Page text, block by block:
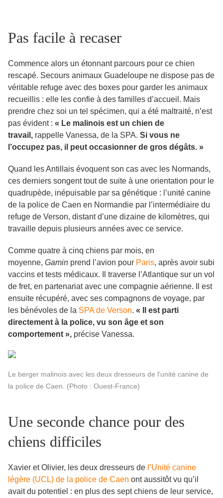
Pas facile à recaser
Commence alors un étonnant parcours pour ce chien
rescapé. Secours animaux Guadeloupe ne dispose pas de
véritable refuge avec des boxes pour garder les animaux
recueillis : elle les confie à des familles d’accueil. Mais
prendre chez soi un tel spécimen, qui a été maltraité, n’est
pas évident : « Le malinois est un chien de
travail, rappelle Vanessa, de la SPA. Si vous ne
l’occupez pas, il peut occasionner de gros dégâts. »
Quand les Antillais évoquent son cas avec les Normands,
ces derniers songent tout de suite à une orientation pour le
quadrupède, inépuisable par sa génétique : l’unité canine
de la police de Caen en Normandie par l’intermédiaire du
refuge de Verson, distant d’une dizaine de kilomètres, qui
travaille depuis plusieurs années avec ce service .
Comme quatre à cinq chiens par mois, en
moyenne, Gam in prend l’avion pour Paris, après avoir subi
vaccins et tests médicaux. Il traverse l’Atlantique sur un vol
de fret, en partenariat avec une compagnie aérienne. Il est
ensuite récupéré, avec ses compagnons de voyage, par
les bénévoles de la SPA de Verson. « Il est parti
directement à la police, vu son âge et son
comportement », précise Vanessa.
Le berger malinois avec les deux dresseurs de l’unité canine de
la police de Caen. (Photo : Ouest-France)
Une seconde chance pour des
chiens difficiles
Xavier et Olivier, les deux dresseurs de l’Unité canine
légère (UCL) de la police de Caen ont aussitôt vu qu’il
avait du potentiel : en plus des sept chiens de leur service,